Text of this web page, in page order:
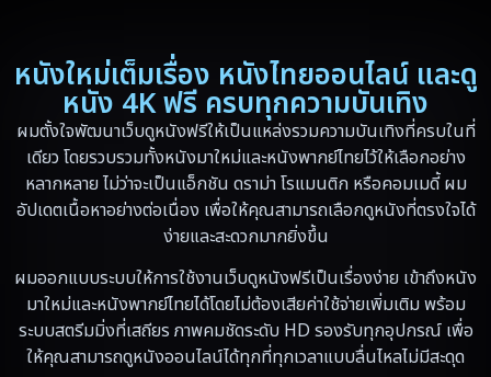
Disaster (13)
Disney+ (5)
Documentary สารคดี (19)
Drama ดราม่า (10)
Drama ดราม่า (348)
Dystopian (13)
Emotional (59)
หนังใหม่เต็มเรื่อง หนังไทยออนไลน์ และดู
หนัง 4K ฟรี ครบทุกความบันเทิง
ผมตั้งใจพัฒนาเว็บดูหนังฟรีให้เป็นแหล่งรวมความบันเทิงที่ครบในที่
เดียว โดยรวบรวมทั้งหนังมาใหม่และหนังพากย์ไทยไว้ให้เลือกอย่าง
หลากหลาย ไม่ว่าจะเป็นแอ็กชัน ดราม่า โรแมนติก หรือคอมเมดี้ ผม
อัปเดตเนื้อหาอย่างต่อเนื่อง เพื่อให้คุณสามารถเลือกดูหนังที่ตรงใจได้
ง่ายและสะดวกมากยิ่งขึ้น
ผมออกแบบระบบให้การใช้งานเว็บดูหนังฟรีเป็นเรื่องง่าย เข้าถึงหนัง
มาใหม่และหนังพากย์ไทยได้โดยไม่ต้องเสียค่าใช้จ่ายเพิ่มเติม พร้อม
ระบบสตรีมมิ่งที่เสถียร ภาพคมชัดระดับ HD รองรับทุกอุปกรณ์ เพื่อ
ให้คุณสามารถดูหนังออนไลน์ได้ทุกที่ทุกเวลาแบบลื่นไหลไม่มีสะดุด